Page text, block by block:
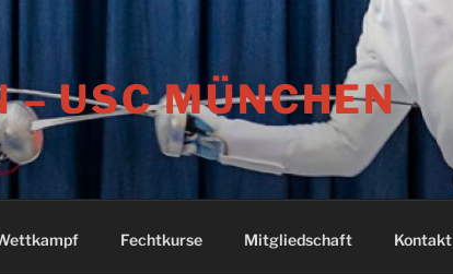
– USC MÜNCHEN
Fechtkurse Mitgliedschaft Kontakt